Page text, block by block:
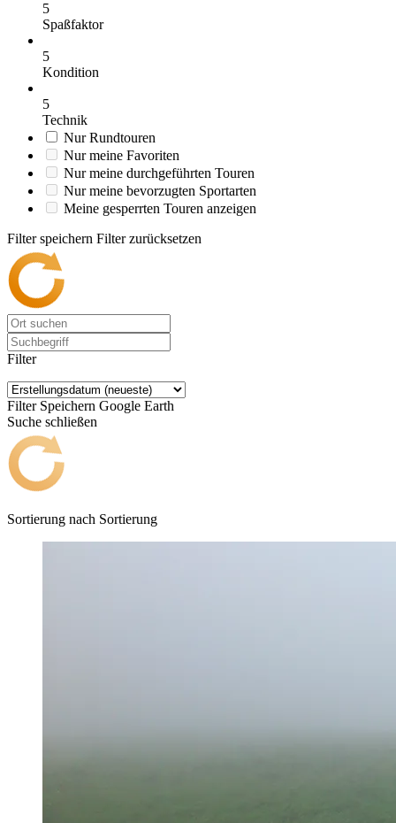
5
Spaßfaktor
5
Kondition
5
Technik
Nur Rundtouren
Nur meine Favoriten
Nur meine durchgeführten Touren
Nur meine bevorzugten Sportarten
Meine gesperrten Touren anzeigen
Filter speichern Filter zurücksetzen
Filter
Filter Speichern Google Earth
Suche schließen
Sortierung nach Sortierung